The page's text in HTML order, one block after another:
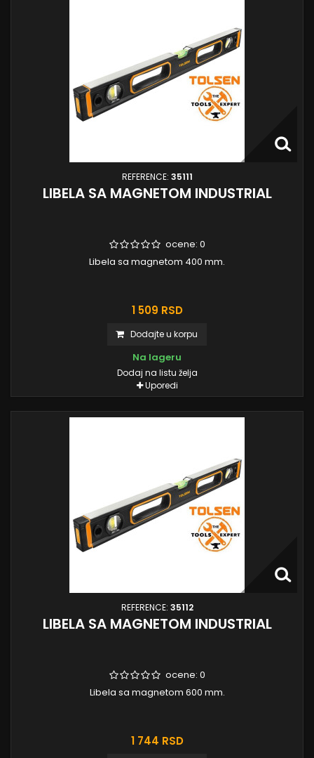
REFERENCE: 35111
LIBELA SA MAGNETOM INDUSTRIAL
ocene: 0
Libela sa magnetom 400 mm.
1 509 RSD
Dodajte u korpu
Na lageru
Dodaj na listu želja
Uporedi
REFERENCE: 35112
LIBELA SA MAGNETOM INDUSTRIAL
ocene: 0
Libela sa magnetom 600 mm.
1 744 RSD